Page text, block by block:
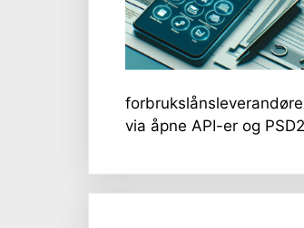
via åpne API-er og